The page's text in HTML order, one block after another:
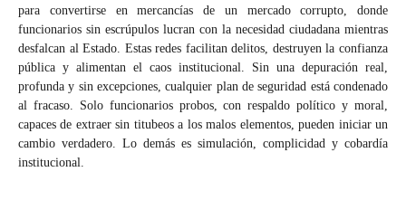
para convertirse en mercancías de un mercado corrupto, donde
funcionarios sin escrúpulos lucran con la necesidad ciudadana mientras
desfalcan al Estado. Estas redes facilitan delitos, destruyen la confianza
pública y alimentan el caos institucional. Sin una depuración real,
profunda y sin excepciones, cualquier plan de seguridad está condenado
al fracaso. Solo funcionarios probos, con respaldo político y moral,
capaces de extraer sin titubeos a los malos elementos, pueden iniciar un
cambio verdadero. Lo demás es simulación, complicidad y cobardía
institucional.